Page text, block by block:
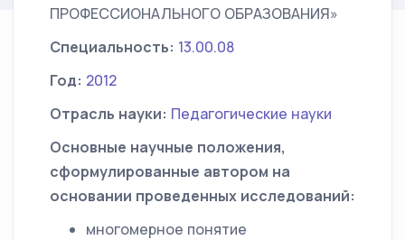
ПРОФЕССИОНАЛЬНОГО ОБРАЗОВАНИЯ»
Специальность: 13.00.08
Год: 2012
Отрасль науки: Педагогические науки
Основные научные положения,
сформулированные автором на
основании проведенных исследований:
многомерное понятие